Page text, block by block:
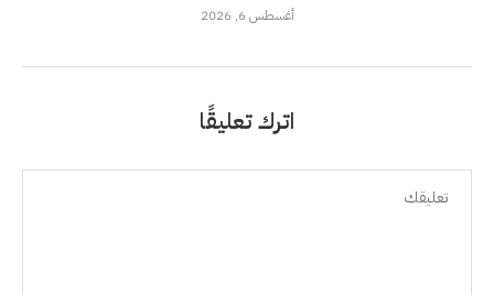
أغسطس 6, 2026
اترك تعليقًا